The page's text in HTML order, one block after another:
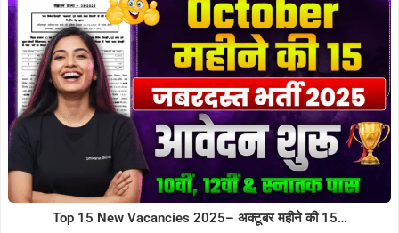
Top 15 New Vacancies 2025– अक्टूबर महीने की 15…